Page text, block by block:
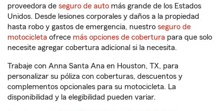
proveedora de seguro de auto más grande de los Estados
Unidos. Desde lesiones corporales y daños a la propiedad
hasta robo y gastos de emergencia, nuestro seguro de
motocicleta ofrece más opciones de cobertura para que solo
necesite agregar cobertura adicional si la necesita.
Trabaje con Anna Santa Ana en Houston, TX, para
personalizar su póliza con coberturas, descuentos y
complementos opcionales para su motocicleta. La
disponibilidad y la elegibilidad pueden variar.